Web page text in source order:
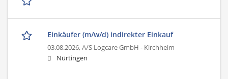
Einkäufer (m/w/d) indirekter Einkauf
03.08.2026,A/S Logcare GmbH - Kirchheim
Nürtingen